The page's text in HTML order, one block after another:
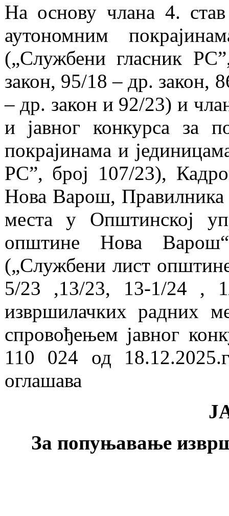
На основу члана 4.
аутономним
(„Службени гласник
закон, 95/18 – др. закон,
– др. закон и 92/23) и
и јавног конкурса за
покрајинама и
РС”, број 107/23),
Нова Варош, Правилника
места у Општинској
општине Нова
(„Службени лист
5/23 ,13/23, 13-1/24 ,
извршилачких радних
спровођењем јавног
110 024 од
оглашава
За попуњавање